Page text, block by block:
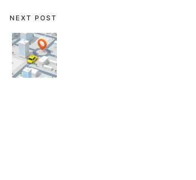
NEXT POST